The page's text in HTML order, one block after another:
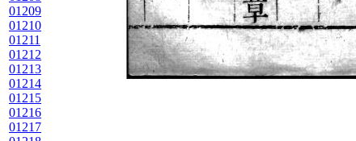
01209
01210
01211
01212
01213
01214
01215
01216
01217